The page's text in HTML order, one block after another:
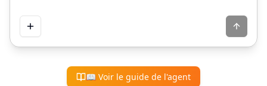
📖 Voir le guide de l'agent